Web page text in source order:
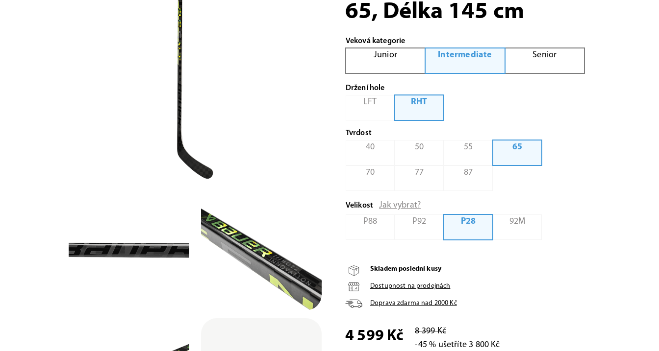
65, Délka 145 cm
Veková kategorie
Junior Intermediate Senior
Držení hole
LFT RHT
Tvrdost
40 50 55 65
70 77 87
Velikost
Jak vybrat?
P88
P92 P28 92M
Skladem poslední kusy
Dostupnost na prodejnách
Doprava zdarma nad 2000 Kč
4 599 Kč
8 399 Kč
-45 % ušetříte 3 800 Kč